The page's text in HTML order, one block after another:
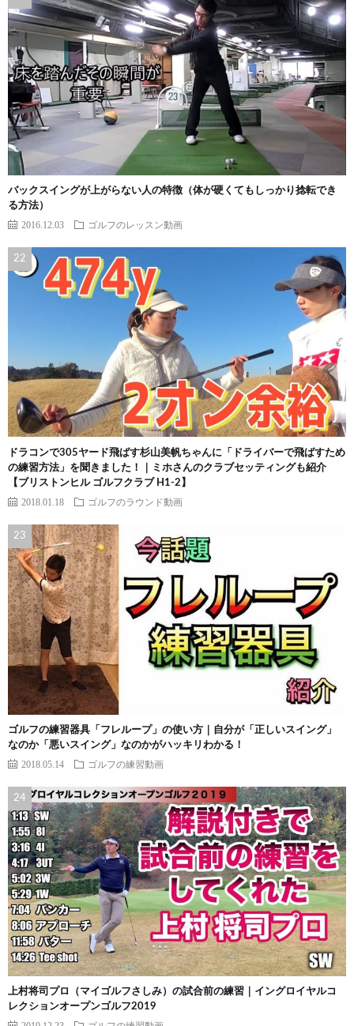
バックスイングが上がらない人の特徴（体が硬くてもしっかり捻転でき
る方法）
2016.12.03 ゴルフのレッスン動画
ドラコンで305ヤード飛ばす杉山美帆ちゃんに「ドライバーで飛ばすため
の練習方法」を聞きました！｜ミホさんのクラブセッティングも紹介
【ブリストンヒル ゴルフクラブ H1-2】
2018.01.18 ゴルフのラウンド動画
ゴルフの練習器具「フレループ」の使い方｜自分が「正しいスイング」
なのか「悪いスイング」なのかがハッキリわかる！
2018.05.14 ゴルフの練習動画
上村将司プロ（マイゴルフさしみ）の試合前の練習｜イングロイヤルコ
レクションオープンゴルフ2019